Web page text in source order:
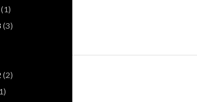
(1)
(3)
(2)